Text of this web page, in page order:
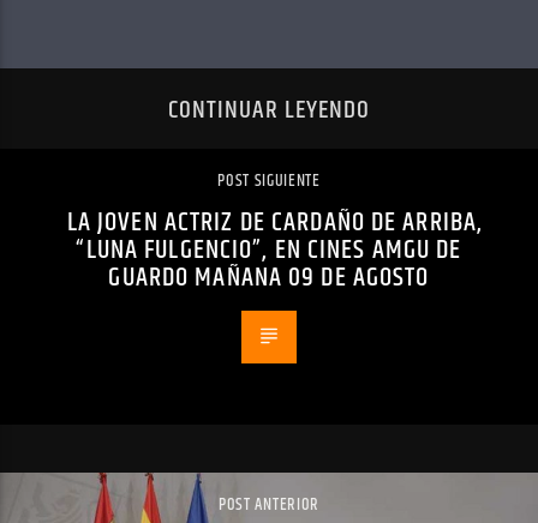
CONTINUAR LEYENDO
POST SIGUIENTE
LA JOVEN ACTRIZ DE CARDAÑO DE ARRIBA,
“LUNA FULGENCIO”, EN CINES AMGU DE
GUARDO MAÑANA 09 DE AGOSTO
POST ANTERIOR